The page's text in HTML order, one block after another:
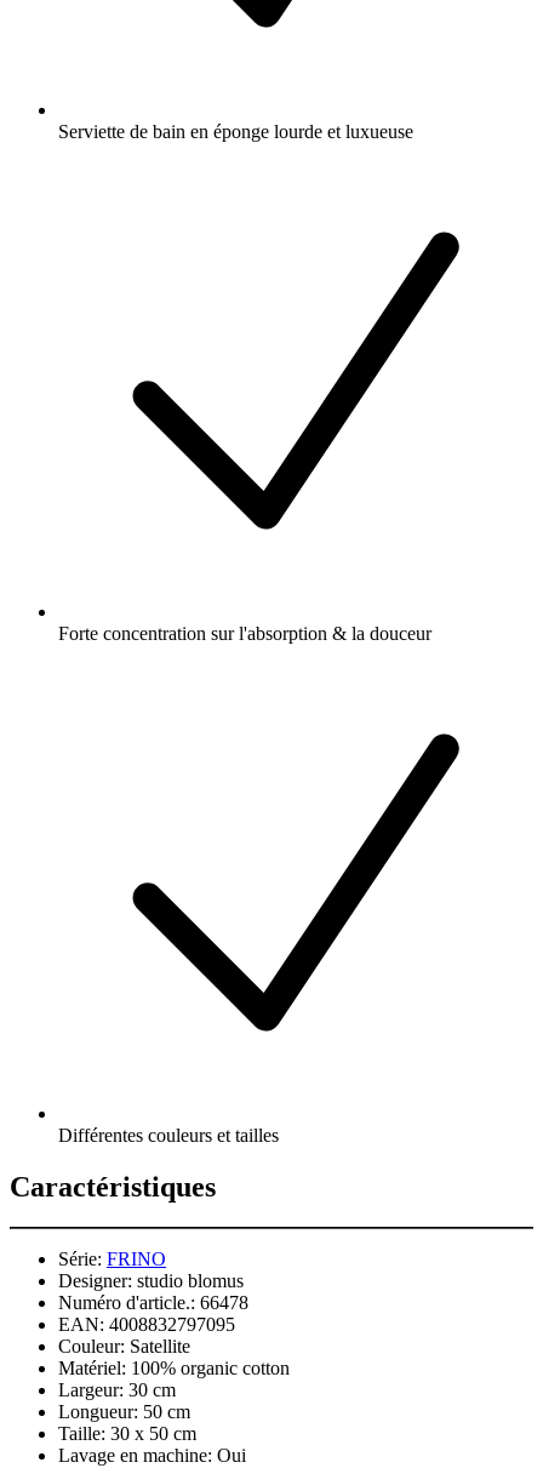
Serviette de bain en éponge lourde et luxueuse
Forte concentration sur l'absorption & la douceur
Différentes couleurs et tailles
Caractéristiques
Série: FRINO
Designer: studio blomus
Numéro d'article.: 66478
EAN: 4008832797095
Couleur: Satellite
Matériel: 100% organic cotton
Largeur: 30 cm
Longueur: 50 cm
Taille: 30 x 50 cm
Lavage en machine: Oui